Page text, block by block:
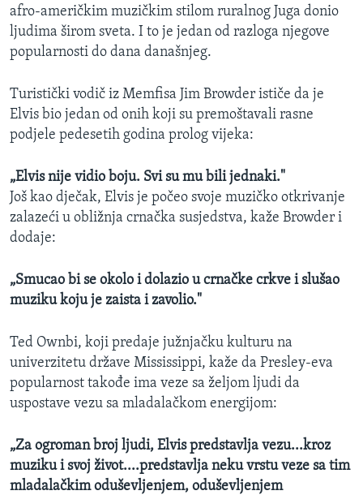
afro-američkim muzičkim stilom ruralnog Juga donio
ljudima širom sveta. I to je jedan od razloga njegove
popularnosti do dana današnjeg.
Turistički vodič iz Memfisa Jim Browder ističe da je
Elvis bio jedan od onih koji su premoštavali rasne
podjele pedesetih godina prolog vijeka:
„Elvis nije vidio boju. Svi su mu bili jednaki."
Još kao dječak, Elvis je počeo svoje muzičko otkrivanje
zalazeći u obližnja crnačka susjedstva, kaže Browder i
dodaje:
„Smucao bi se okolo i dolazio u crnačke crkve i slušao
muziku koju je zaista i zavolio."
Ted Ownbi, koji predaje južnjačku kulturu na
univerzitetu države Mississippi, kaže da Presley-eva
popularnost takođe ima veze sa željom ljudi da
uspostave vezu sa mladalačkom energijom:
„Za ogroman broj ljudi, Elvis predstavlja vezu...kroz
muziku i svoj život....predstavlja neku vrstu veze sa tim
mladalačkim oduševljenjem, oduševljenjem